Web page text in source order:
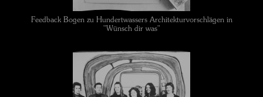
Feedback Bogen zu Hundertwassers Architekturvorschlägen in
"Wünsch dir was"